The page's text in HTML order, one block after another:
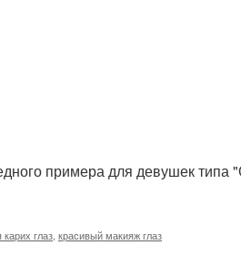
примера для девушек типа
глаз, красивый макияж глаз